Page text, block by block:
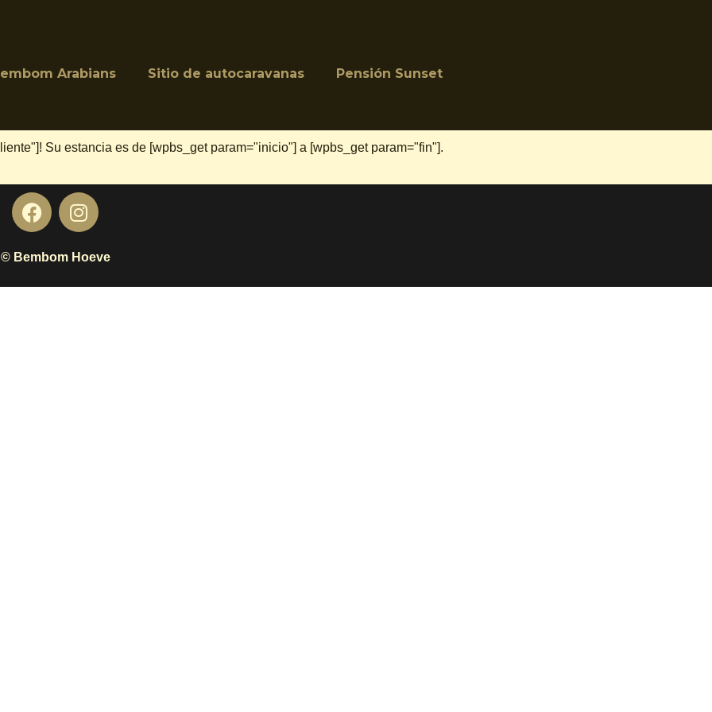
Arabians Sitio de autocaravanas Pensión Sunset
Su estancia es de [wpbs_get param="inicio"] a [wpbs_get param="fin"].
© Bembom Hoeve